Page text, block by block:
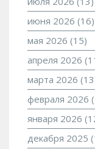
июня 2026 (16)
мая 2026 (15)
апреля 2026
марта 2026
февраля 2026
января 2026
декабря 2025